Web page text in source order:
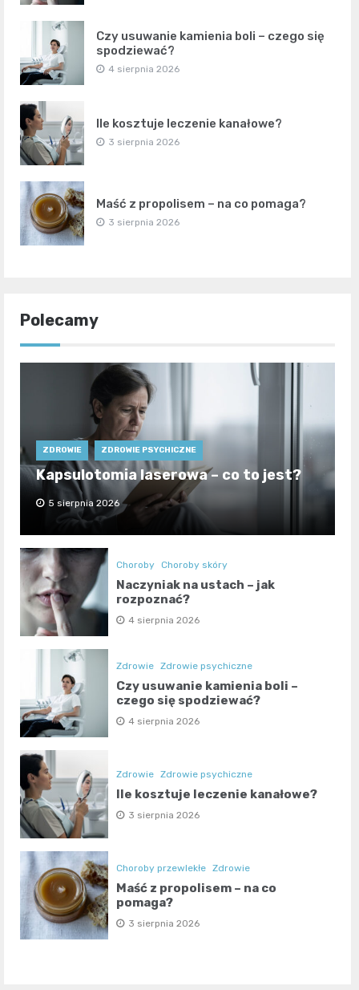
Czy usuwanie kamienia boli – czego się
spodziewać?
4 sierpnia 2026
Ile kosztuje leczenie kanałowe?
3 sierpnia 2026
Maść z propolisem – na co pomaga?
3 sierpnia 2026
Polecamy
ZDROWIE ZDROWIE PSYCHICZNE
Kapsulotomia laserowa – co to jest?
5 sierpnia 2026
Choroby Choroby skóry
Naczyniak na ustach – jak
rozpoznać?
4 sierpnia 2026
Zdrowie Zdrowie psychiczne
Czy usuwanie kamienia boli –
czego się spodziewać?
4 sierpnia 2026
Zdrowie Zdrowie psychiczne
Ile kosztuje leczenie kanałowe?
3 sierpnia 2026
Choroby przewlekłe Zdrowie
Maść z propolisem – na co
pomaga?
3 sierpnia 2026